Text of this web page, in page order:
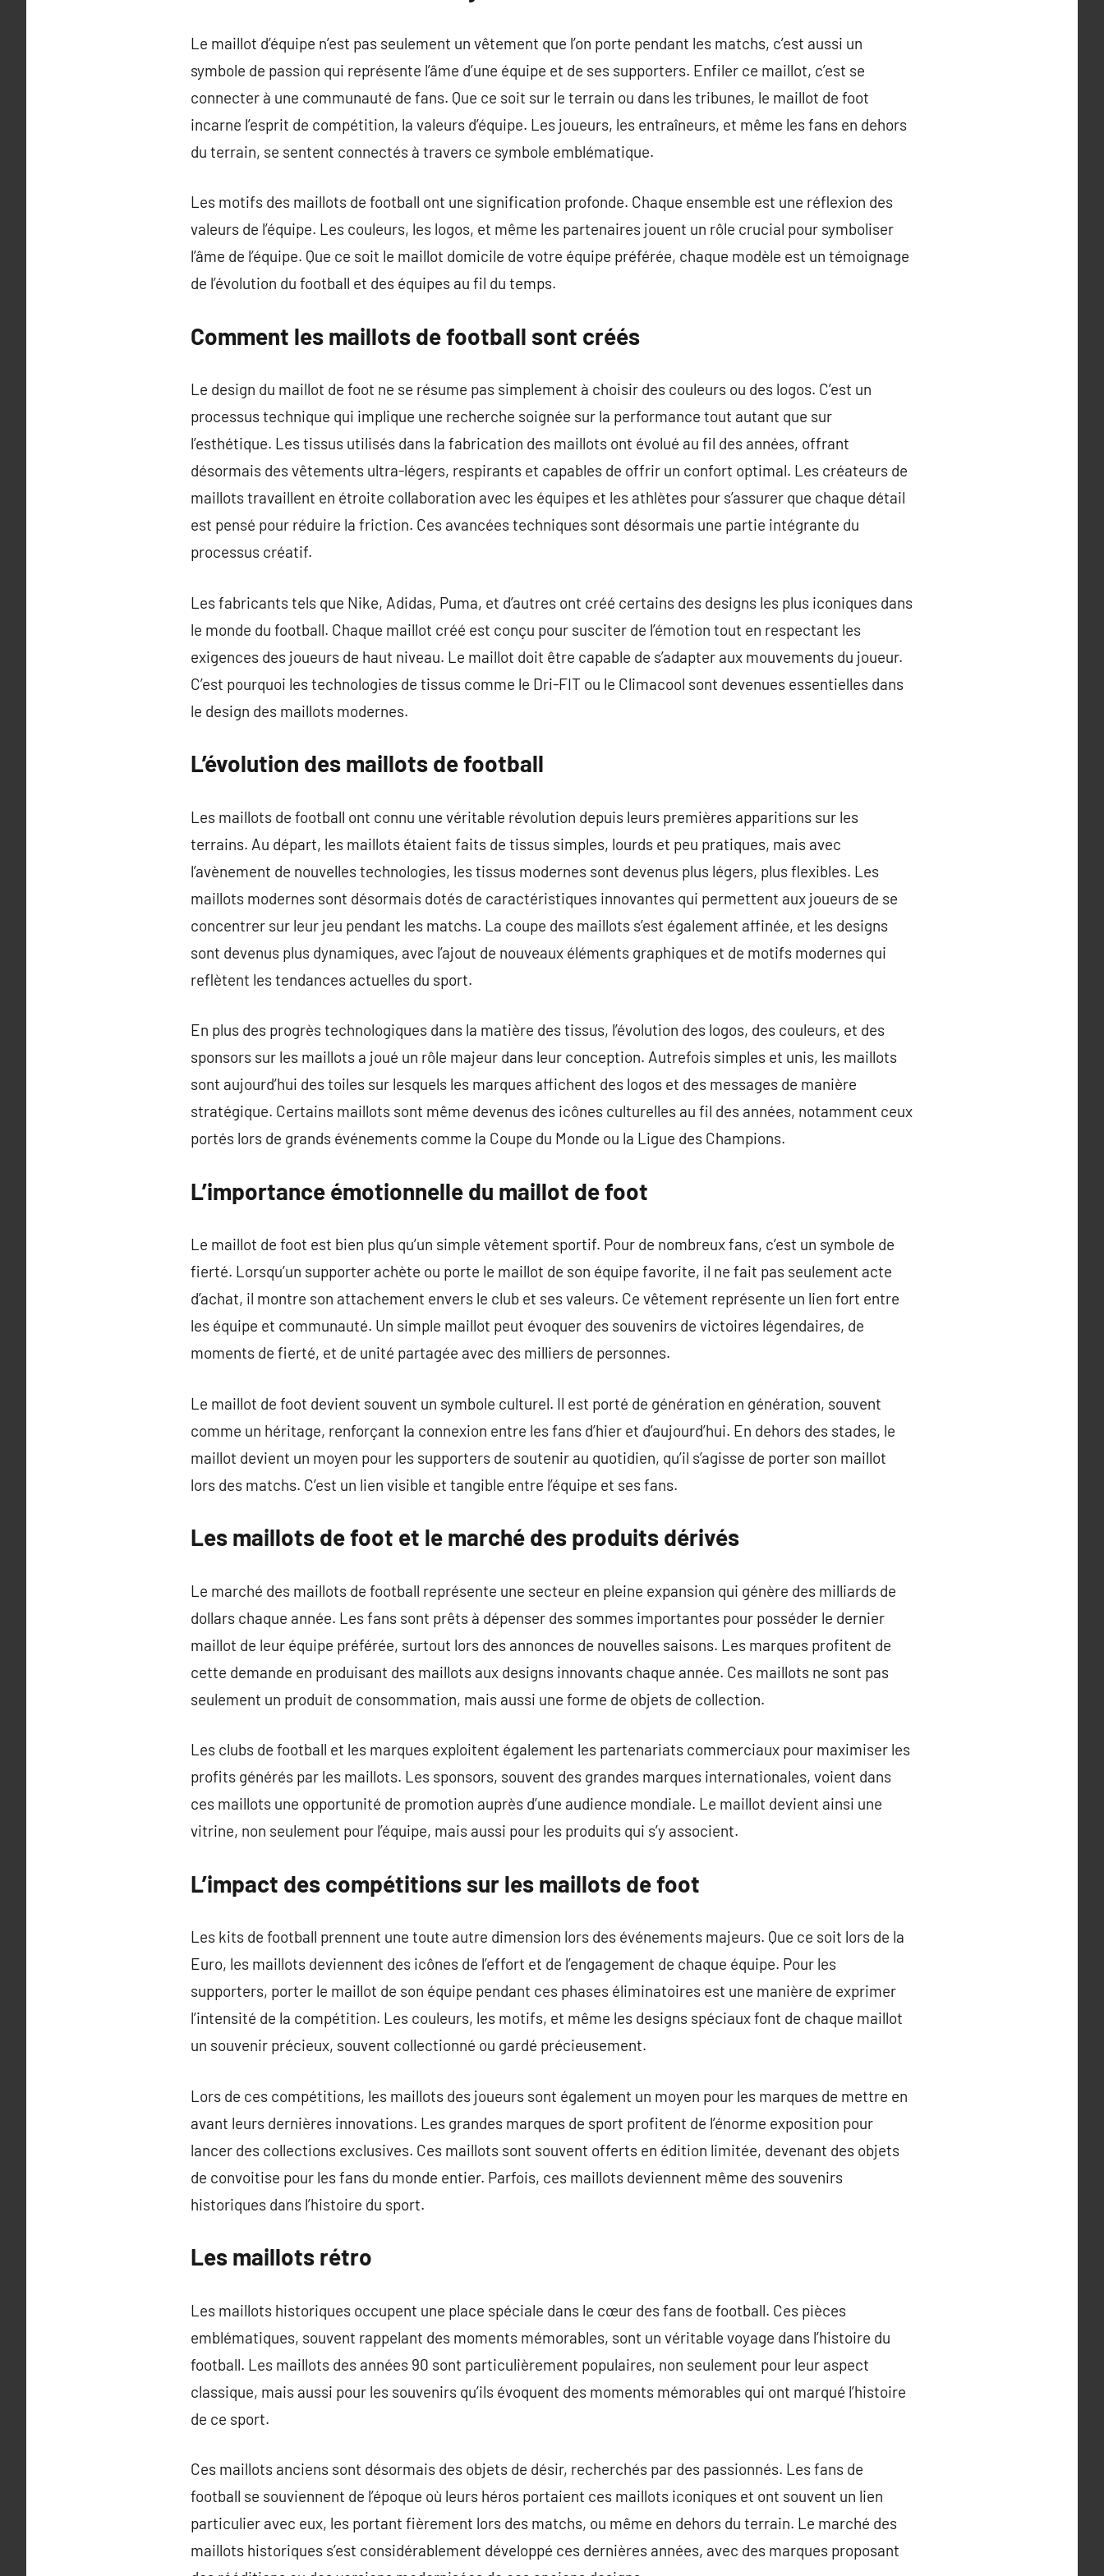
Le maillot d’équipe n’est pas seulement un vêtement que l’on porte pendant les matchs, c’est aussi un
symbole de passion qui représente l’âme d’une équipe et de ses supporters. Enfiler ce maillot, c’est se
connecter à une communauté de fans. Que ce soit sur le terrain ou dans les tribunes, le maillot de foot
incarne l’esprit de compétition, la valeurs d’équipe. Les joueurs, les entraîneurs, et même les fans en dehors
du terrain, se sentent connectés à travers ce symbole emblématique.
Les motifs des maillots de football ont une signification profonde. Chaque ensemble est une réflexion des
valeurs de l’équipe. Les couleurs, les logos, et même les partenaires jouent un rôle crucial pour symboliser
l’âme de l’équipe. Que ce soit le maillot domicile de votre équipe préférée, chaque modèle est un témoignage
de l’évolution du football et des équipes au fil du temps.
Comment les maillots de football sont créés
Le design du maillot de foot ne se résume pas simplement à choisir des couleurs ou des logos. C’est un
processus technique qui implique une recherche soignée sur la performance tout autant que sur
l’esthétique. Les tissus utilisés dans la fabrication des maillots ont évolué au fil des années, offrant
désormais des vêtements ultra-légers, respirants et capables de offrir un confort optimal. Les créateurs de
maillots travaillent en étroite collaboration avec les équipes et les athlètes pour s’assurer que chaque détail
est pensé pour réduire la friction. Ces avancées techniques sont désormais une partie intégrante du
processus créatif.
Les fabricants tels que Nike, Adidas, Puma, et d’autres ont créé certains des designs les plus iconiques dans
le monde du football. Chaque maillot créé est conçu pour susciter de l’émotion tout en respectant les
exigences des joueurs de haut niveau. Le maillot doit être capable de s’adapter aux mouvements du joueur.
C’est pourquoi les technologies de tissus comme le Dri-FIT ou le Climacool sont devenues essentielles dans
le design des maillots modernes.
L’évolution des maillots de football
Les maillots de football ont connu une véritable révolution depuis leurs premières apparitions sur les
terrains. Au départ, les maillots étaient faits de tissus simples, lourds et peu pratiques, mais avec
l’avènement de nouvelles technologies, les tissus modernes sont devenus plus légers, plus flexibles. Les
maillots modernes sont désormais dotés de caractéristiques innovantes qui permettent aux joueurs de se
concentrer sur leur jeu pendant les matchs. La coupe des maillots s’est également affinée, et les designs
sont devenus plus dynamiques, avec l’ajout de nouveaux éléments graphiques et de motifs modernes qui
reflètent les tendances actuelles du sport.
En plus des progrès technologiques dans la matière des tissus, l’évolution des logos, des couleurs, et des
sponsors sur les maillots a joué un rôle majeur dans leur conception. Autrefois simples et unis, les maillots
sont aujourd’hui des toiles sur lesquels les marques affichent des logos et des messages de manière
stratégique. Certains maillots sont même devenus des icônes culturelles au fil des années, notamment ceux
portés lors de grands événements comme la Coupe du Monde ou la Ligue des Champions.
L’importance émotionnelle du maillot de foot
Le maillot de foot est bien plus qu’un simple vêtement sportif. Pour de nombreux fans, c’est un symbole de
fierté. Lorsqu’un supporter achète ou porte le maillot de son équipe favorite, il ne fait pas seulement acte
d’achat, il montre son attachement envers le club et ses valeurs. Ce vêtement représente un lien fort entre
les équipe et communauté. Un simple maillot peut évoquer des souvenirs de victoires légendaires, de
moments de fierté, et de unité partagée avec des milliers de personnes.
Le maillot de foot devient souvent un symbole culturel. Il est porté de génération en génération, souvent
comme un héritage, renforçant la connexion entre les fans d’hier et d’aujourd’hui. En dehors des stades, le
maillot devient un moyen pour les supporters de soutenir au quotidien, qu’il s’agisse de porter son maillot
lors des matchs. C’est un lien visible et tangible entre l’équipe et ses fans.
Les maillots de foot et le marché des produits dérivés
Le marché des maillots de football représente une secteur en pleine expansion qui génère des milliards de
dollars chaque année. Les fans sont prêts à dépenser des sommes importantes pour posséder le dernier
maillot de leur équipe préférée, surtout lors des annonces de nouvelles saisons. Les marques profitent de
cette demande en produisant des maillots aux designs innovants chaque année. Ces maillots ne sont pas
seulement un produit de consommation, mais aussi une forme de objets de collection.
Les clubs de football et les marques exploitent également les partenariats commerciaux pour maximiser les
profits générés par les maillots. Les sponsors, souvent des grandes marques internationales, voient dans
ces maillots une opportunité de promotion auprès d’une audience mondiale. Le maillot devient ainsi une
vitrine, non seulement pour l’équipe, mais aussi pour les produits qui s’y associent.
L’impact des compétitions sur les maillots de foot
Les kits de football prennent une toute autre dimension lors des événements majeurs. Que ce soit lors de la
Euro, les maillots deviennent des icônes de l’effort et de l’engagement de chaque équipe. Pour les
supporters, porter le maillot de son équipe pendant ces phases éliminatoires est une manière de exprimer
l’intensité de la compétition. Les couleurs, les motifs, et même les designs spéciaux font de chaque maillot
un souvenir précieux, souvent collectionné ou gardé précieusement.
Lors de ces compétitions, les maillots des joueurs sont également un moyen pour les marques de mettre en
avant leurs dernières innovations. Les grandes marques de sport profitent de l’énorme exposition pour
lancer des collections exclusives. Ces maillots sont souvent offerts en édition limitée, devenant des objets
de convoitise pour les fans du monde entier. Parfois, ces maillots deviennent même des souvenirs
historiques dans l’histoire du sport.
Les maillots rétro
Les maillots historiques occupent une place spéciale dans le cœur des fans de football. Ces pièces
emblématiques, souvent rappelant des moments mémorables, sont un véritable voyage dans l’histoire du
football. Les maillots des années 90 sont particulièrement populaires, non seulement pour leur aspect
classique, mais aussi pour les souvenirs qu’ils évoquent des moments mémorables qui ont marqué l’histoire
de ce sport.
Ces maillots anciens sont désormais des objets de désir, recherchés par des passionnés. Les fans de
football se souviennent de l’époque où leurs héros portaient ces maillots iconiques et ont souvent un lien
particulier avec eux, les portant fièrement lors des matchs, ou même en dehors du terrain. Le marché des
maillots historiques s’est considérablement développé ces dernières années, avec des marques proposant